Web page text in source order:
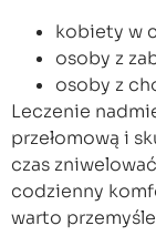
kobiety w
osoby z
osoby z
Leczenie
przełomową i
czas
codzienny
warto